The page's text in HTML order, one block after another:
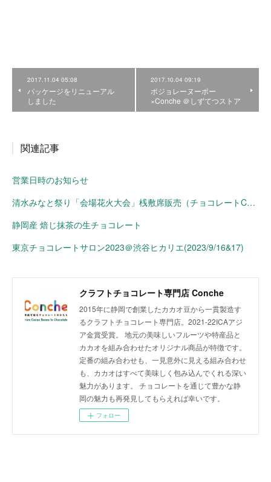
2017.11.04 05:08
パッケージをリニューアル
しました
2017.10.04 09:19
ボジョレーヌーボー
×Conche ＠しずてつストア
関連記事
営業日時のお知らせ
清水みなと祭り「会場花火大会」桟敷席販売（チョコレートConche）
静岡産 焙じ抹茶の生チョコレート
東京チョコレートサロン2023＠渋谷ヒカリエ(2023/9/16&17)
クラフトチョコレート専門店 Conche
2015年に静岡で創業したカカオ豆から一貫製造す
るクラフトチョコレート専門店。2021-22ICAアジ
ア金賞受賞。 地元の美味しいフルーツや特産品と
カカオを組み合わせたオリジナル商品が特徴です。
定番の組み合わせも、一見意外に見える組み合わせ
も、カカオはすべて美味しく包み込んでくれる深い
魅力があります。 チョコレートを通じて豊かな静
岡の魅力も再発見してもらえれば幸いです。
フォロー